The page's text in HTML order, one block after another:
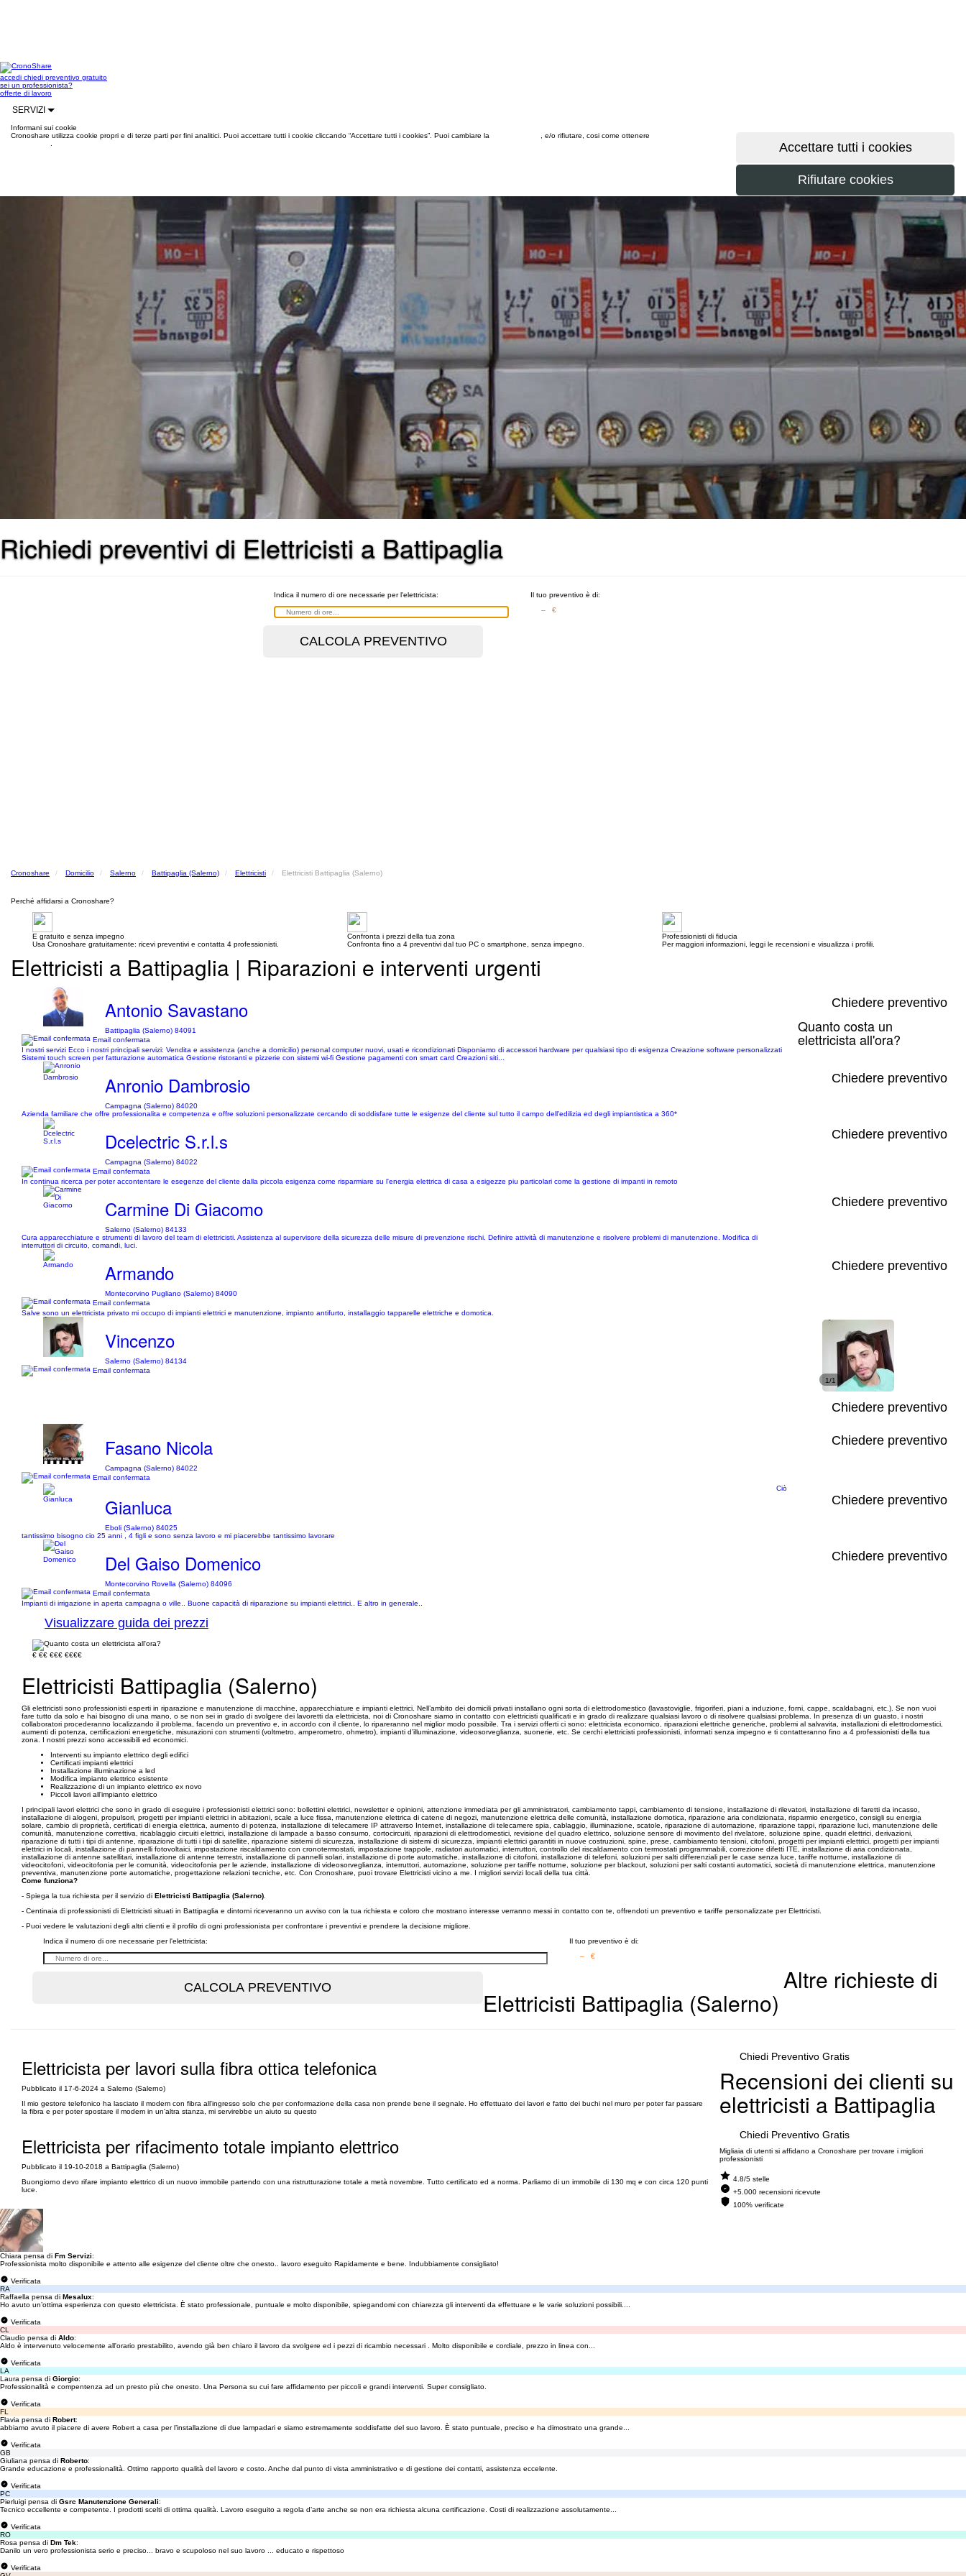
accedi chiedi preventivo gratuito
sei un professionista?
offerte di lavoro
SERVIZI
Informani sui cookie
Cronoshare utilizza cookie propri e di terze parti per fini analitici. Puoi accettare tutti i cookie cliccando “Accettare tutti i cookies”. Puoi cambiare la
, e/o rifiutare, cosi come ottenere
Richiedi preventivi di Elettricisti a Battipaglia
Indica il numero di ore necessarie per l'elettricista:
Il tuo preventivo è di:
– €
Cronoshare Domicilio Salerno Battipaglia (Salerno) Elettricisti Elettricisti Battipaglia (Salerno)
Perché affidarsi a Cronoshare?
E gratuito e senza impegno
Usa Cronoshare gratuitamente: ricevi preventivi e contatta 4 professionisti.
Confronta i prezzi della tua zona
Confronta fino a 4 preventivi dal tuo PC o smartphone, senza impegno.
Professionisti di fiducia
Per maggiori informazioni, leggi le recensioni e visualizza i profili.
Elettricisti a Battipaglia | Riparazioni e interventi urgenti
Antonio Savastano
Battipaglia (Salerno) 84091
Email confermata
I nostri servizi Ecco i nostri principali servizi: Vendita e assistenza (anche a domicilio) personal computer nuovi, usati e ricondizionati Disponiamo di accessori hardware per qualsiasi tipo di esigenza Creazione software personalizzati
Sistemi touch screen per fatturazione automatica Gestione ristoranti e pizzerie con sistemi wi-fi Gestione pagamenti con smart card Creazioni siti...
Chiedere preventivo
Anronio Dambrosio
Campagna (Salerno) 84020
Azienda familiare che offre professionalita e competenza e offre soluzioni personalizzate cercando di soddisfare tutte le esigenze del cliente sul tutto il campo dell'edilizia ed degli impiantistica a 360*
Chiedere preventivo
Dcelectric S.r.l.s
Campagna (Salerno) 84022
Email confermata
In continua ricerca per poter accontentare le esegenze del cliente dalla piccola esigenza come risparmiare su l'energia elettrica di casa a esigezze piu particolari come la gestione di impanti in remoto
Chiedere preventivo
Carmine Di Giacomo
Salerno (Salerno) 84133
Cura apparecchiature e strumenti di lavoro del team di elettricisti. Assistenza al supervisore della sicurezza delle misure di prevenzione rischi. Definire attività di manutenzione e risolvere problemi di manutenzione. Modifica di
interruttori di circuito, comandi, luci.
Chiedere preventivo
Armando
Montecorvino Pugliano (Salerno) 84090
Email confermata
Salve sono un elettricista privato mi occupo di impianti elettrici e manutenzione, impianto antifurto, installaggio tapparelle elettriche e domotica.
Chiedere preventivo
Vincenzo
Salerno (Salerno) 84134
Email confermata
1/1
Chiedere preventivo
Fasano Nicola
Campagna (Salerno) 84022
Email confermata
Chiedere preventivo
Gianluca
Eboli (Salerno) 84025
Ciò
tantissimo bisogno cio 25 anni , 4 figli e sono senza lavoro e mi piacerebbe tantissimo lavorare
Chiedere preventivo
Del Gaiso Domenico
Montecorvino Rovella (Salerno) 84096
Email confermata
Impianti di irrigazione in aperta campagna o ville.. Buone capacità di riiparazione su impianti elettrici.. E altro in generale..
Chiedere preventivo
Quanto costa un
elettricista all'ora?
Visualizzare guida dei prezzi
€ €€ €€€ €€€€
Elettricisti Battipaglia (Salerno)
Gli elettricisti sono professionisti esperti in riparazione e manutenzione di macchine, apparecchiature e impianti elettrici. Nell’ambito dei domicili privati installano ogni sorta di elettrodomestico (lavastoviglie, frigoriferi, piani a induzione, forni, cappe, scaldabagni, etc.). Se non vuoi
fare tutto da solo e hai bisogno di una mano, o se non sei in grado di svolgere dei lavoretti da elettricista, noi di Cronoshare siamo in contatto con elettricisti qualificati e in grado di realizzare qualsiasi lavoro o di risolvere qualsiasi problema. In presenza di un guasto, i nostri
collaboratori procederanno localizzando il problema, facendo un preventivo e, in accordo con il cliente, lo ripareranno nel miglior modo possibile. Tra i servizi offerti ci sono: elettricista economico, riparazioni elettriche generiche, problemi al salvavita, installazioni di elettrodomestici,
aumenti di potenza, certificazioni energetiche, misurazioni con strumenti (voltmetro, amperometro, ohmetro), impianti d’illuminazione, videosorveglianza, suonerie, etc. Se cerchi elettricisti professionisti, informati senza impegno e ti contatteranno fino a 4 professionisti della tua
zona. I nostri prezzi sono accessibili ed economici.
Interventi su impianto elettrico degli edifici
Certificati impianti elettrici
Installazione illuminazione a led
Modifica impianto elettrico esistente
Realizzazione di un impianto elettrico ex novo
Piccoli lavori all’impianto elettrico
I principali lavori elettrici che sono in grado di eseguire i professionisti elettrici sono: bollettini elettrici, newsletter e opinioni, attenzione immediata per gli amministratori, cambiamento tappi, cambiamento di tensione, installazione di rilevatori, installazione di faretti da incasso,
installazione di alogeni, propulsori, progetti per impianti elettrici in abitazioni, scale a luce fissa, manutenzione elettrica di catene di negozi, manutenzione elettrica delle comunità, installazione domotica, riparazione aria condizionata, risparmio energetico, consigli su energia
solare, cambio di proprietà, certificati di energia elettrica, aumento di potenza, installazione di telecamere IP attraverso Internet, installazione di telecamere spia, cablaggio, illuminazione, scatole, riparazione di automazione, riparazione tappi, riparazione luci, manutenzione delle
comunità, manutenzione correttiva, ricablaggio circuiti elettrici, installazione di lampade a basso consumo, cortocircuiti, riparazioni di elettrodomestici, revisione del quadro elettrico, soluzione sensore di movimento del rivelatore, soluzione spine, quadri elettrici, derivazioni,
riparazione di tutti i tipi di antenne, riparazione di tutti i tipi di satellite, riparazione sistemi di sicurezza, installazione di sistemi di sicurezza, impianti elettrici garantiti in nuove costruzioni, spine, prese, cambiamento tensioni, citofoni, progetti per impianti elettrici, progetti per impianti
elettrici in locali, installazione di pannelli fotovoltaici, impostazione riscaldamento con cronotermostati, impostazione trappole, radiatori automatici, interruttori, controllo del riscaldamento con termostati programmabili, correzione difetti ITE, installazione di aria condizionata,
installazione di antenne satellitari, installazione di antenne terrestri, installazione di pannelli solari, installazione di porte automatiche, installazione di citofoni, installazione di telefoni, soluzioni per salti differenziali per le case senza luce, tariffe notturne, installazione di
videocitofoni, videocitofonia per le comunità, videocitofonia per le aziende, installazione di videosorveglianza, interruttori, automazione, soluzione per tariffe notturne, soluzione per blackout, soluzioni per salti costanti automatici, società di manutenzione elettrica, manutenzione
preventiva, manutenzione porte automatiche, progettazione relazioni tecniche, etc. Con Cronoshare, puoi trovare Elettricisti vicino a me. I migliori servizi locali della tua città.
Come funziona?
- Spiega la tua richiesta per il servizio di Elettricisti Battipaglia (Salerno)
- Centinaia di professionisti di Elettricisti situati in Battipaglia e dintorni riceveranno un avviso con la tua richiesta e coloro che mostrano interesse verranno messi in contatto con te, offrendoti un preventivo e tariffe personalizzate per Elettricisti.
- Puoi vedere le valutazioni degli altri clienti e il profilo di ogni professionista per confrontare i preventivi e prendere la decisione migliore.
Indica il numero di ore necessarie per l'elettricista:
Il tuo preventivo è di:
– €
Altre richieste di
Elettricisti Battipaglia (Salerno)
Elettricista per lavori sulla fibra ottica telefonica
Pubblicato il 17-6-2024 a Salerno (Salerno)
Il mio gestore telefonico ha lasciato il modem con fibra all'ingresso solo che per conformazione della casa non prende bene il segnale. Ho effettuato dei lavori e fatto dei buchi nel muro per poter far passare
la fibra e per poter spostare il modem in un'altra stanza, mi servirebbe un aiuto su questo
Chiedi Preventivo Gratis
Elettricista per rifacimento totale impianto elettrico
Pubblicato il 19-10-2018 a Battipaglia (Salerno)
Buongiorno devo rifare impianto elettrico di un nuovo immobile partendo con una ristrutturazione totale a metà novembre. Tutto certificato ed a norma. Parliamo di un immobile di 130 mq e con circa 120 punti
luce.
Chiedi Preventivo Gratis
Recensioni dei clienti su
elettricisti a Battipaglia
Migliaia di utenti si affidano a Cronoshare per trovare i migliori
professionisti
4.8/5 stelle
+5.000 recensioni ricevute
100% verificate
Chiara pensa di Fm Servizi:
Professionista molto disponibile e attento alle esigenze del cliente oltre che onesto.. lavoro eseguito Rapidamente e bene. Indubbiamente consigliato!
Verificata
RA
Raffaella pensa di Mesalux:
Ho avuto un’ottima esperienza con questo elettricista. È stato professionale, puntuale e molto disponibile, spiegandomi con chiarezza gli interventi da effettuare e le varie soluzioni possibili....
Verificata
CL
Claudio pensa di Aldo:
Aldo è intervenuto velocemente all'orario prestabilito, avendo già ben chiaro il lavoro da svolgere ed i pezzi di ricambio necessari . Molto disponibile e cordiale, prezzo in linea con...
Verificata
LA
Laura pensa di Giorgio:
Professionalità e compentenza ad un presto più che onesto. Una Persona su cui fare affidamento per piccoli e grandi interventi. Super consigliato.
Verificata
FL
Flavia pensa di Robert:
abbiamo avuto il piacere di avere Robert a casa per l’installazione di due lampadari e siamo estremamente soddisfatte del suo lavoro. È stato puntuale, preciso e ha dimostrato una grande...
Verificata
GB
Giuliana pensa di Roberto:
Grande educazione e professionalità. Ottimo rapporto qualità del lavoro e costo. Anche dal punto di vista amministrativo e di gestione dei contatti, assistenza eccelente.
Verificata
PC
Pierluigi pensa di Gsrc Manutenzione Generali:
Tecnico eccellente e competente. I prodotti scelti di ottima qualità. Lavoro eseguito a regola d’arte anche se non era richiesta alcuna certificazione. Costi di realizzazione assolutamente...
Verificata
RO
Rosa pensa di Dm Tek:
Danilo un vero professionista serio e preciso... bravo e scupoloso nel suo lavoro ... educato e rispettoso
Verificata